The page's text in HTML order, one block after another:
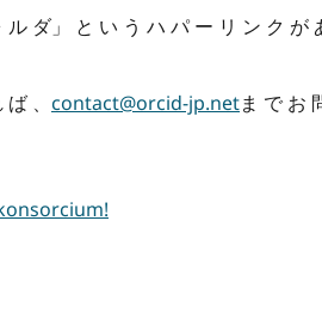
ダ」 と い う ハ パ ー リ ン ク
、 contact@orcid-jp.netま で お